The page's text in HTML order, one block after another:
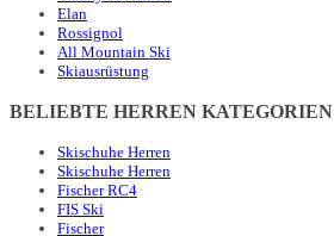
Elan
Rossignol
All Mountain Ski
Skiausrüstung
BELIEBTE HERREN KATEGORIEN
Skischuhe Herren
Skischuhe Herren
Fischer RC4
FIS Ski
Fischer